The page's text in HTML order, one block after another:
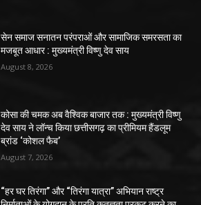
सेन समाज सनातन परंपराओं और सामाजिक समरसता का
मजबूत आधार : मुख्यमंत्री विष्णु देव साय
August 8, 2026
कोसा की चमक अब वैश्विक बाजार तक : मुख्यमंत्री विष्णु
देव साय ने लॉन्च किया छत्तीसगढ़ का प्रीमियम हैंडलूम
ब्रांड ‘कोशल फैब’
August 7, 2026
“हर घर तिरंगा” और “तिरंगा यात्रा” अभियान राष्ट्र